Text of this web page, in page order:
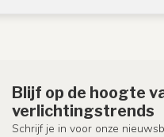
Blijf op de hoogte
verlichtingstrends
Schrijf je in voor onze